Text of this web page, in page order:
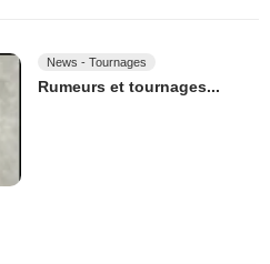
News - Tournages
Rumeurs et tournages...